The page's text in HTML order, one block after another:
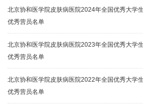
北京协和医学院皮肤病医院2024年全国优秀大学
优秀营员名单
北京协和医学院皮肤病医院2023年全国优秀大学
优秀营员名单
北京协和医学院皮肤病医院2022年全国优秀大学
优秀营员名单